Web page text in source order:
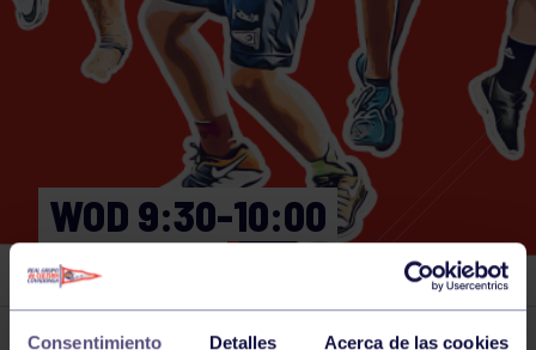
Consentimiento Detalles Acerca de las cookies
WOD 9:30-10:00
GIMNASIO